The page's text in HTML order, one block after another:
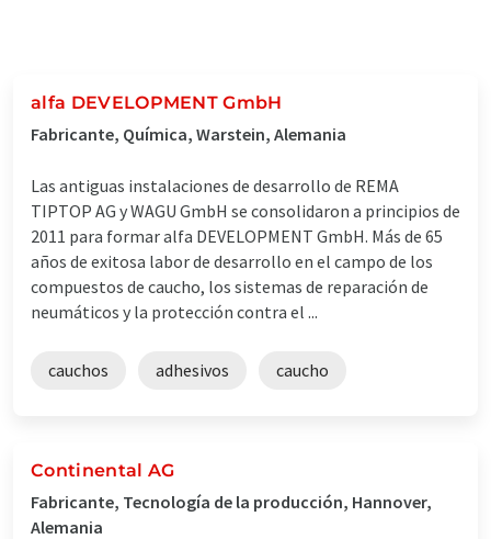
alfa DEVELOPMENT GmbH
Fabricante, Química, Warstein, Alemania
Las antiguas instalaciones de desarrollo de REMA
TIPTOP AG y WAGU GmbH se consolidaron a principios de
2011 para formar alfa DEVELOPMENT GmbH. Más de 65
años de exitosa labor de desarrollo en el campo de los
compuestos de caucho, los sistemas de reparación de
neumáticos y la protección contra el ...
cauchos adhesivos caucho
Continental AG
Fabricante, Tecnología de la producción, Hannover,
Alemania